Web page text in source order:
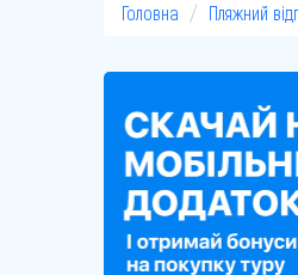
Головна Пляжний